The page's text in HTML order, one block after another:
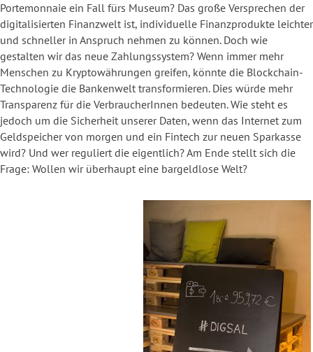
Portemonnaie ein Fall fürs Museum? Das große Versprechen der
digitalisierten Finanzwelt ist, individuelle Finanzprodukte leichter
und schneller in Anspruch nehmen zu können. Doch wie
gestalten wir das neue Zahlungssystem? Wenn immer mehr
Menschen zu Kryptowährungen greifen, könnte die Blockchain-
Technologie die Bankenwelt transformieren. Dies würde mehr
Transparenz für die VerbraucherInnen bedeuten. Wie steht es
jedoch um die Sicherheit unserer Daten, wenn das Internet zum
Geldspeicher von morgen und ein Fintech zur neuen Sparkasse
wird? Und wer reguliert die eigentlich? Am Ende stellt sich die
Frage: Wollen wir überhaupt eine bargeldlose Welt?